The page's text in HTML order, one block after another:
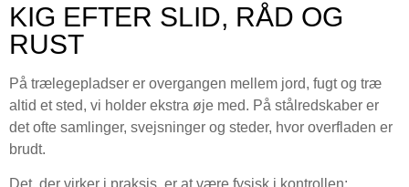
KIG EFTER SLID, RÅD OG
RUST
På trælegepladser er overgangen mellem jord, fugt og træ
altid et sted, vi holder ekstra øje med. På stålredskaber er
det ofte samlinger, svejsninger og steder, hvor overfladen er
brudt.
Det, der virker i praksis, er at være fysisk i kontrollen: